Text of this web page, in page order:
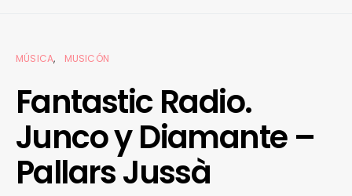
MÚSICA MUSICÓN
Fantastic Radio.
Junco y Diamante –
Pallars Jussà